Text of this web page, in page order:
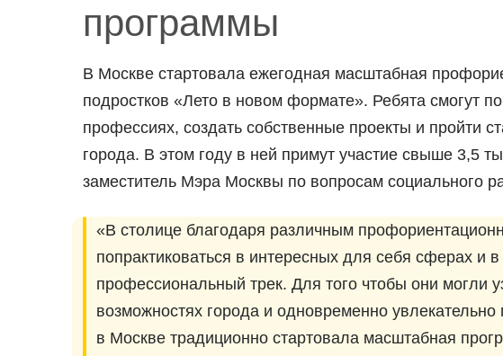
программы
В Москве стартовала ежегодная масштабная
подростков «Лето в новом формате». Ребята смогут
профессиях, создать собственные проекты и пройти
города. В этом году в ней примут участие свыше 3,5
заместитель Мэра Москвы по вопросам социального
«В столице благодаря различным
попрактиковаться в интересных для себя сферах и
профессиональный трек. Для того чтобы они могли
возможностях города и одновременно увлекательно
в Москве традиционно стартовала масштабная